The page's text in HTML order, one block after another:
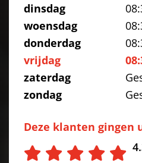
dinsdag
woensdag
donderdag
vrijdag
zaterdag
zondag
Deze klanten gingen